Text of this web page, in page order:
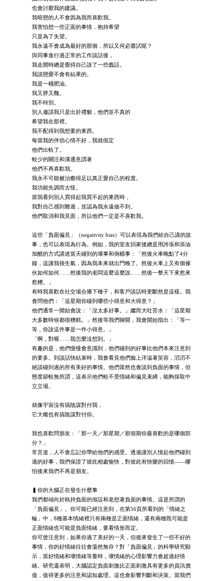
也會討厭我的建議。
我暗戀的人不會因為我而喜歡我。
我害怕想一些正面的事情，抱持希望
只是為了失望。
我永遠不會成為最好的那個，所以又何必嘗試呢？
與同事進行過正常的工作談話後，
我走開時總是覺得自己說了一些蠢話。
我談戀愛不會有結果的。
我是一桶肥油。
我又胖又醜。
我不特別。
別人邀請我只是出於禮貌，他們並不真的
希望我在那裡。
我不配得到我想要的東西。
每當我的伴侶心情不好，我就假定
他們出軌了。
較少的關注和溝通意謂著
他們不再喜歡我。
我永不可能被治癒得足以真正愛自己的程度。
我功能失調而古怪。
當我看到別人買得起我買不起的東西時，
我對自己感到難過，並認為我永遠做不到。
他們取消和我見面，所以他們一定是不喜歡我。
這些「負面偏見」（negativity bias）可以表現為我們給自己講的故
事，也可以表現為行為。例如，我的室友回家後總是用誇張和添油
加醋的方式講述當天碰到的壞事和倒楣事：「然後火車晚點了4分
鐘，這讓我很生氣，因為我本來就出門晚了。然後火車上又有個傢
伙如何如何……然後我的老闆這麼這麼說……然後一整天下來愈來
愈糟。」
有時我喜歡在社交場合播下種子，和客戶談話時更斷然是這樣。我
會問他們：「這星期你碰到哪些小得意和大得意？」
他們通常一開始會說：「沒太多好事。」繼而大吐苦水：「這星期
大多數時候都很糟糕。」然後等我們聊開，我會開始指出：「等一
等，你說這件事是一件小得意。」
「啊，對喔……我怎麼沒想到。」
有趣的是，他們慢慢會意識到，他們碰到的好事比他們本來注意到
的要多。到談話快結束時，我會看見他們臉上洋溢著笑容，滔滔不
絕談碰到過的所有美好的事情。他們當然也會談到負面的事情，但
態度卻較無所謂，這表示他們較不受情緒和偏見束縛，能夠採取中
立立場。
就像宇宙沒有搞陰謀對付我，
它大概也有搞陰謀對付你。
我也喜歡問朋友：「那一天／那星期／那假期你最喜歡的是哪個部
分？」
常言道，人不會忘記你帶給他們的感受。透過讓別人憶起他們碰到
過的好事，我們保證了彼此相處愉快，對彼此有快樂的回憶——哪
怕後來我們不再是朋友。
▍你的大腦正在發生什麼事
我們都傾向於執持負面的假設和老想著負面的事情。這是所謂的
「負面偏見」。你可能已經注意到，在第56頁所看到的「情緒之
輪」中，8種基本情緒裡只有兩種是正面情緒，還有兩種既可能是
正面情緒也可能是負面情緒，要看情形而定。
你可曾注意到，如果你過了美好的一天，但後來發生了一些不好的
事情，你的好情緒往往會蕩然無存？對「負面偏見」的科學研究顯
示，當好情緒和壞情緒等量時，壞情緒的心理影響力會超過好情
緒。研究還表明，大腦認定負面刺激比正面刺激具有更多的資訊價
值，值得更多的注意和認知處理。這也會影響判斷和決策。當我們